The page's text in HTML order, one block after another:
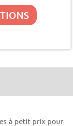
à petit prix pour